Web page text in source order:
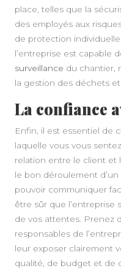
place, telles que la
des employés aux
de protection
l’entreprise est capable
surveillance du chantier,
la gestion des déchets
La confiance
Enfin, il est essentiel de
laquelle vous vous
relation entre le client et
le bon déroulement
pouvoir communiquer
être sûr que l’entreprise
de vos attentes. Prenez
responsables de
leur exposer clairement
qualité, de budget et de